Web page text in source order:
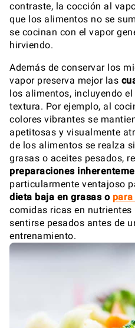
contraste, la cocción al
que los alimentos no se
se cocinan con el vapor
hirviendo.
Además de conservar los
vapor preserva mejor las
los alimentos, incluyendo
textura. Por ejemplo, al
colores vibrantes se
apetitosas y visualmente
de los alimentos se realza
grasas o aceites pesados,
preparaciones
particularmente ventajoso
dieta baja en grasas o
comidas ricas en
sentirse pesados antes de
entrenamiento.